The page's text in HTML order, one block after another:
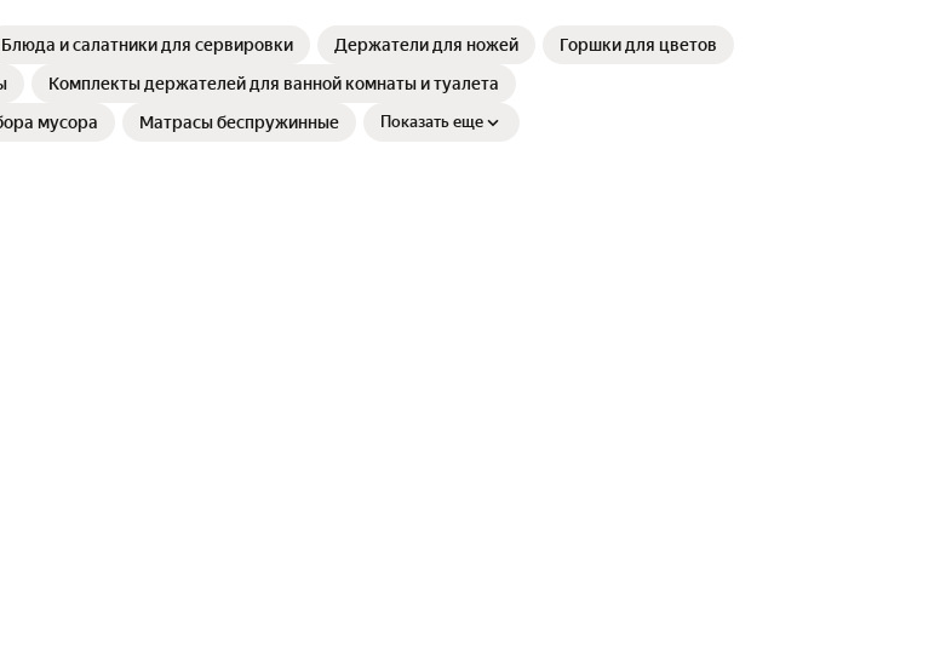
Блюда и салатники для сервировки Держатели для ножей
Горшки для цветов
Комплекты держателей для ванной комнаты и туалета
мусора
Матрасы беспружинные Показать еще